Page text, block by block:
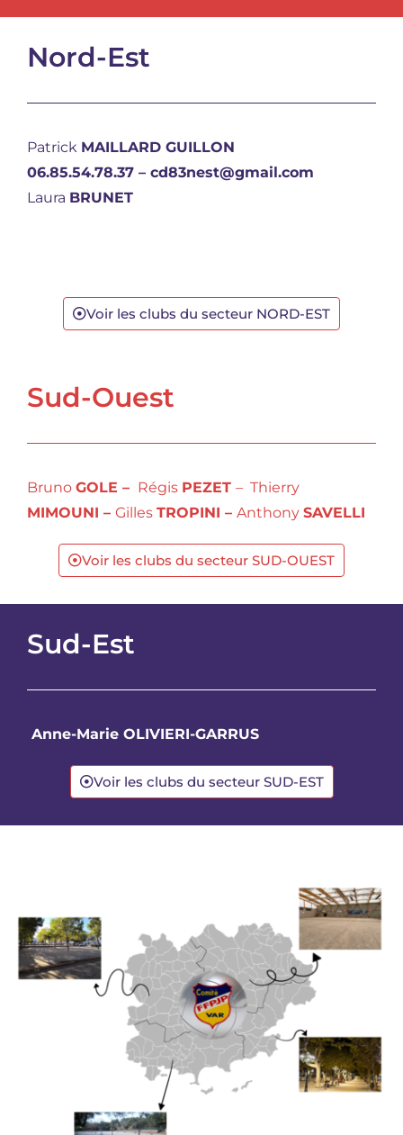
Nord-Est
Patrick MAILLARD GUILLON
06.85.54.78.37 – cd83nest@gmail.com
Laura BRUNET
Voir les clubs du secteur NORD-EST
Sud-Ouest
Bruno GOLE – Régis PEZET – Thierry
MIMOUNI – Gilles TROPINI – Anthony SAVELLI
Voir les clubs du secteur SUD-OUEST
Sud-Est
Anne-Marie OLIVIERI-GARRUS
Voir les clubs du secteur SUD-EST